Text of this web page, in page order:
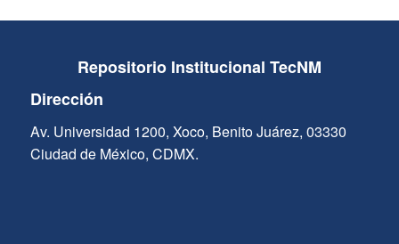
Repositorio Institucional TecNM
Dirección
Av. Universidad 1200, Xoco, Benito Juárez, 03330
Ciudad de México, CDMX.